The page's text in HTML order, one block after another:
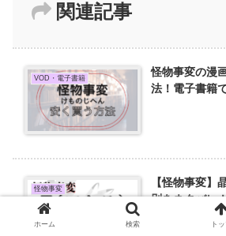
関連記事
VOD・電子書籍
怪物事変の漫
法！電子書籍
怪物事変
【怪物事変】
別をネタバレ
ホーム 検索 ト